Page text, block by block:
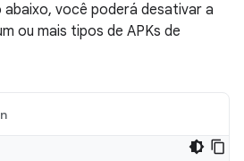
você poderá desativar a
ou mais tipos de APKs de